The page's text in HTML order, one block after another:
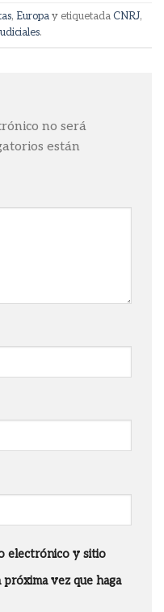
, Europay etiquetadaCNRJ,
.
no será
están
electrónico y sitio
vez que haga